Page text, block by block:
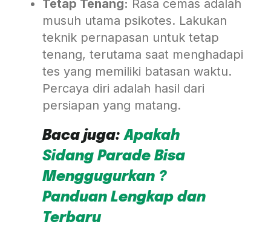
Tetap Tenang: Rasa cemas adalah
musuh utama psikotes. Lakukan
teknik pernapasan untuk tetap
tenang, terutama saat menghadapi
tes yang memiliki batasan waktu.
Percaya diri adalah hasil dari
persiapan yang matang.
Baca juga:Apakah
Sidang Parade Bisa
Menggugurkan ?
Panduan Lengkap dan
Terbaru